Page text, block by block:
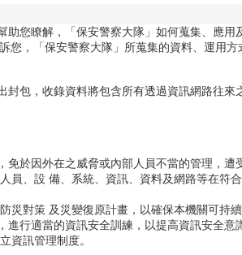
您瞭解，「保安警察大隊」如何蒐集、應用
，「保安警察大隊」所蒐集的資料、運用
包，收錄資料將包含所有透過資訊網路往來
於因外在之威脅或內部人員不當的管理，遭
員、設 備、系統、資訊、資料及網路等在符
對策 及災變復原計畫，以確保本機關可持續
行適當的資訊安全訓練，以提高資訊安全意
資訊管理制度。